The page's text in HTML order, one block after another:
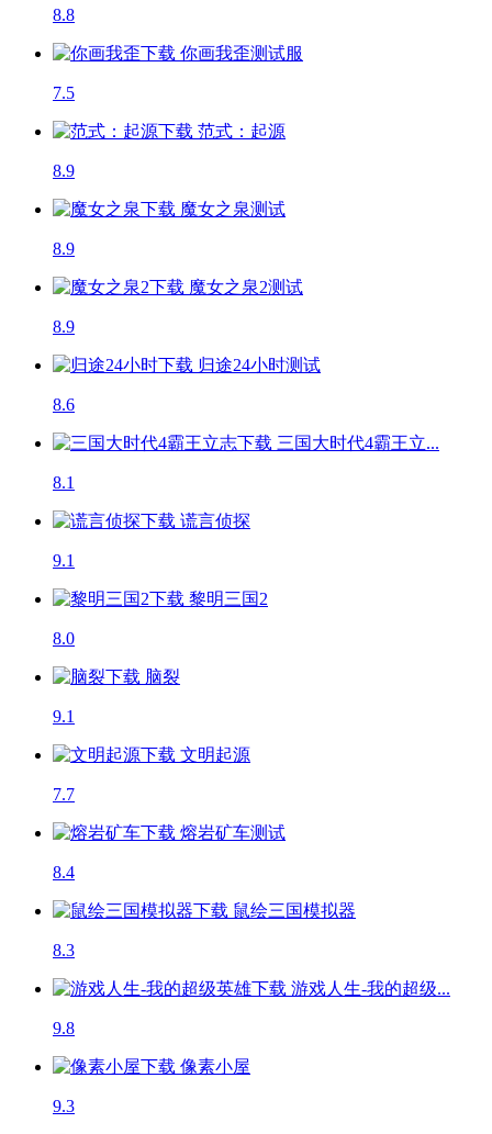
8.8
你画我歪测试服
7.5
范式：起源
8.9
魔女之泉测试
8.9
魔女之泉2测试
8.9
归途24小时测试
8.6
三国大时代4霸王立...
8.1
谎言侦探
9.1
黎明三国2
8.0
脑裂
9.1
文明起源
7.7
熔岩矿车测试
8.4
鼠绘三国模拟器
8.3
游戏人生-我的超级...
9.8
像素小屋
9.3